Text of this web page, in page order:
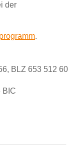
der
.
BLZ 653 512 60
BIC